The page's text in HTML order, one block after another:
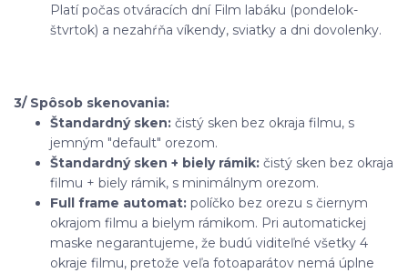
Platí počas otváracích dní Film labáku (pondelok-
štvrtok) a nezahŕňa víkendy, sviatky a dni dovolenky.
3/ Spôsob skenovania:
Štandardný sken: čistý sken bez okraja filmu, s
jemným "default" orezom.
Štandardný sken + biely rámik: čistý sken bez okraja
filmu + biely rámik, s minimálnym orezom.
Full frame automat: políčko bez orezu s čiernym
okrajom filmu a bielym rámikom. Pri automatickej
maske negarantujeme, že budú viditeľné všetky 4
okraje filmu, pretože veľa fotoaparátov nemá úplne